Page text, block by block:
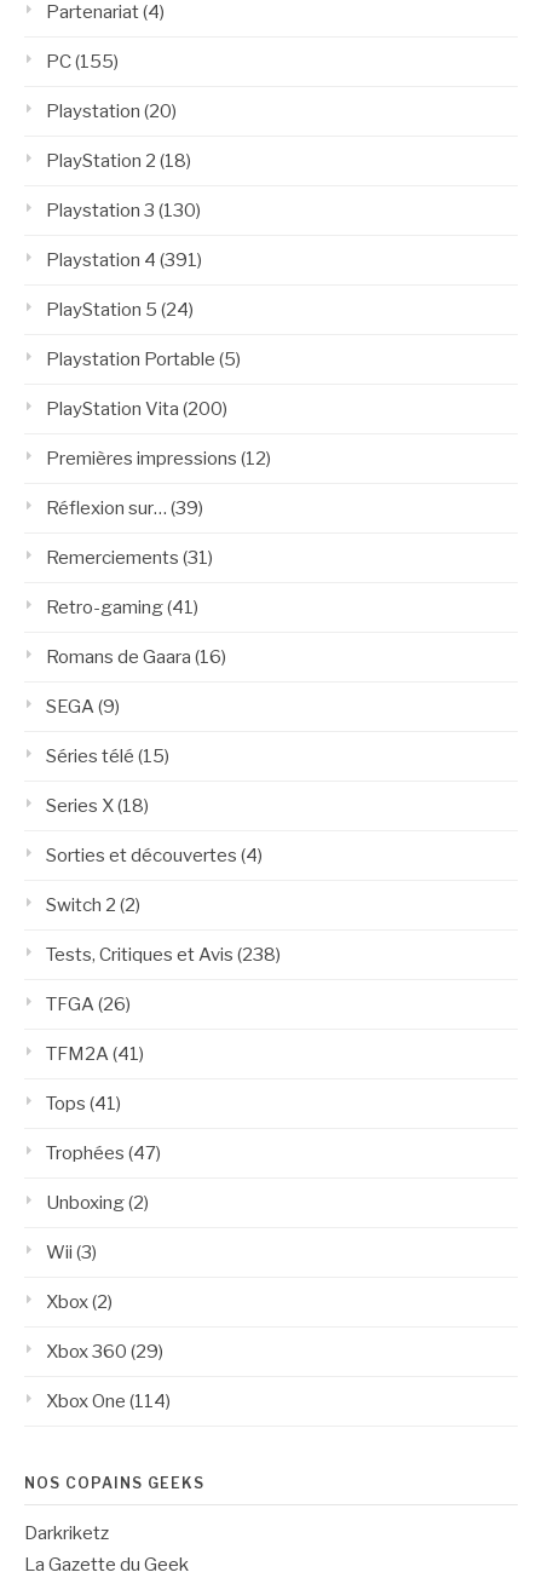
Partenariat(4)
PC(155)
Playstation (20)
PlayStation 2 (18)
Playstation 3 (130)
Playstation 4 (391)
PlayStation 5 (24)
Playstation Portable (5)
PlayStation Vita (200)
Premières impressions (12)
Réflexion sur… (39)
Remerciements (31)
Retro-gaming(41)
Romans de Gaara (16)
SEGA(9)
Séries télé (15)
Series X(18)
Sorties et découvertes (4)
Switch 2 (2)
Tests, Critiques et Avis (238)
TFGA(26)
TFM2A(41)
Tops (41)
Trophées (47)
Unboxing(2)
Wii (3)
Xbox(2)
Xbox 360 (29)
Xbox One (114)
NOS COPAINS GEEKS
Darkriketz
La Gazette du Geek